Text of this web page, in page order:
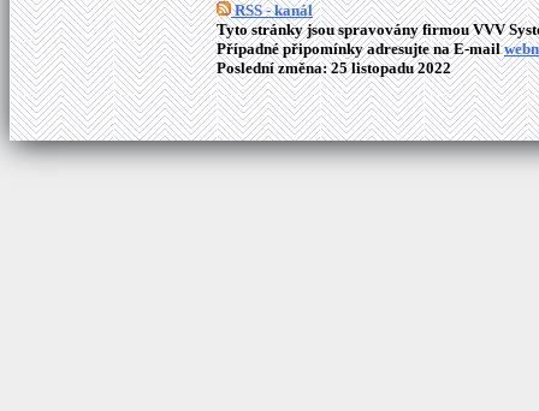
RSS - kanál
Tyto stránky jsou spravovány firmou VVV
Případné připomínky adresujte na E-mail
Poslední změna: 25 listopadu 2022